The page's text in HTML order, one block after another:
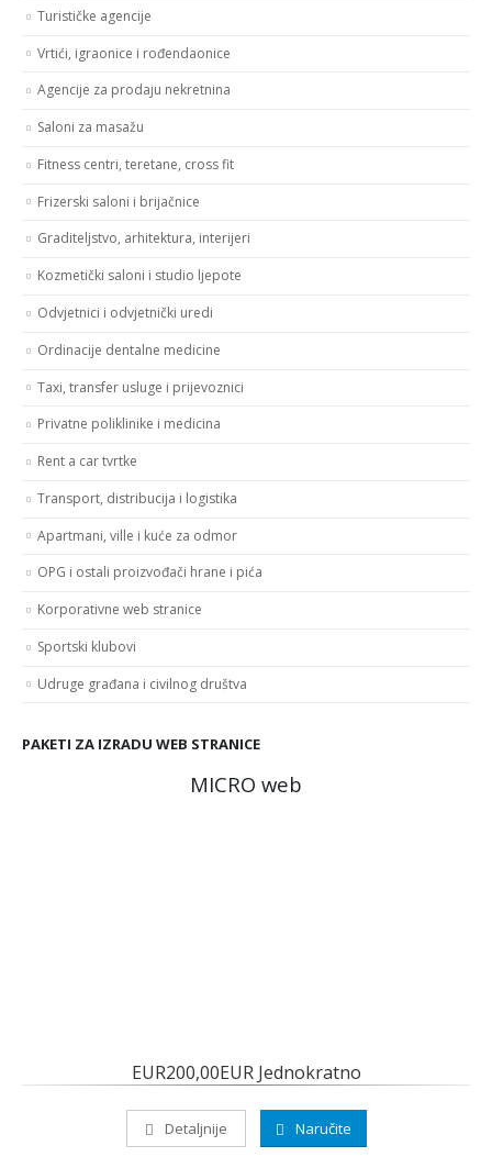
Turističke agencije
Vrtići, igraonice i rođendaonice
Agencije za prodaju nekretnina
Saloni za masažu
Fitness centri, teretane, cross fit
Frizerski saloni i brijačnice
Graditeljstvo, arhitektura, interijeri
Kozmetički saloni i studio ljepote
Odvjetnici i odvjetnički uredi
Ordinacije dentalne medicine
Taxi, transfer usluge i prijevoznici
Privatne poliklinike i medicina
Rent a car tvrtke
Transport, distribucija i logistika
Apartmani, ville i kuće za odmor
OPG i ostali proizvođači hrane i pića
Korporativne web stranice
Sportski klubovi
Udruge građana i civilnog društva
PAKETI ZA IZRADU WEB STRANICE
MICRO web
EUR200,00EUR Jednokratno
Detaljnije Naručite